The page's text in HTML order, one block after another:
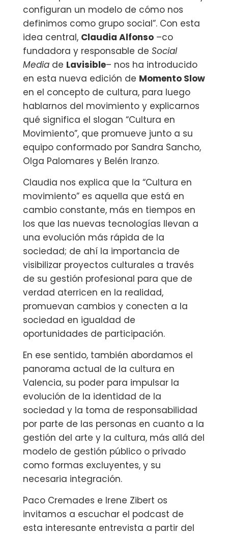
configuran un modelo de cómo nos
definimos como grupo social”. Con esta
idea central, Claudia Alfonso –co
fundadora y responsable de Social
Media de Lavisible– nos ha introducido
en esta nueva edición de Momento Slow
en el concepto de cultura, para luego
hablarnos del movimiento y explicarnos
qué significa el slogan “Cultura en
Movimiento”, que promueve junto a su
equipo conformado por Sandra Sancho,
Olga Palomares y Belén Iranzo.
Claudia nos explica que la “Cultura en
movimiento” es aquella que está en
cambio constante, más en tiempos en
los que las nuevas tecnologías llevan a
una evolución más rápida de la
sociedad; de ahí la importancia de
visibilizar proyectos culturales a través
de su gestión profesional para que de
verdad aterricen en la realidad,
promuevan cambios y conecten a la
sociedad en igualdad de
oportunidades de participación.
En ese sentido, también abordamos el
panorama actual de la cultura en
Valencia, su poder para impulsar la
evolución de la identidad de la
sociedad y la toma de responsabilidad
por parte de las personas en cuanto a la
gestión del arte y la cultura, más allá del
modelo de gestión público o privado
como formas excluyentes, y su
necesaria integración.
Paco Cremades e Irene Zibert os
invitamos a escuchar el podcast de
esta interesante entrevista a partir del